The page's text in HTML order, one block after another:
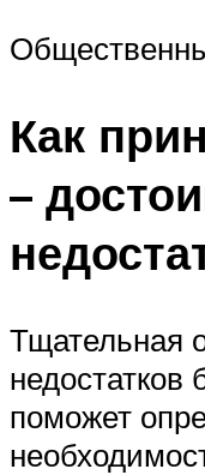
Как
–
Тщательная
недостатков
поможет